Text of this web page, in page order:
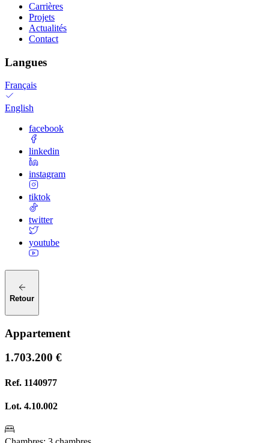
Carrières
Projets
Actualités
Contact
Langues
Français
English
facebook
linkedin
instagram
tiktok
twitter
youtube
Retour
Appartement
1.703.200 €
Ref. 1140977
Lot. 4.10.002